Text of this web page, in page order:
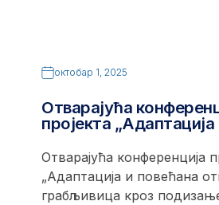
октобар 1, 2025
Отварајућа
пројекта
Отварајућа конференција
„Адаптација и повећана
грабљивица кроз